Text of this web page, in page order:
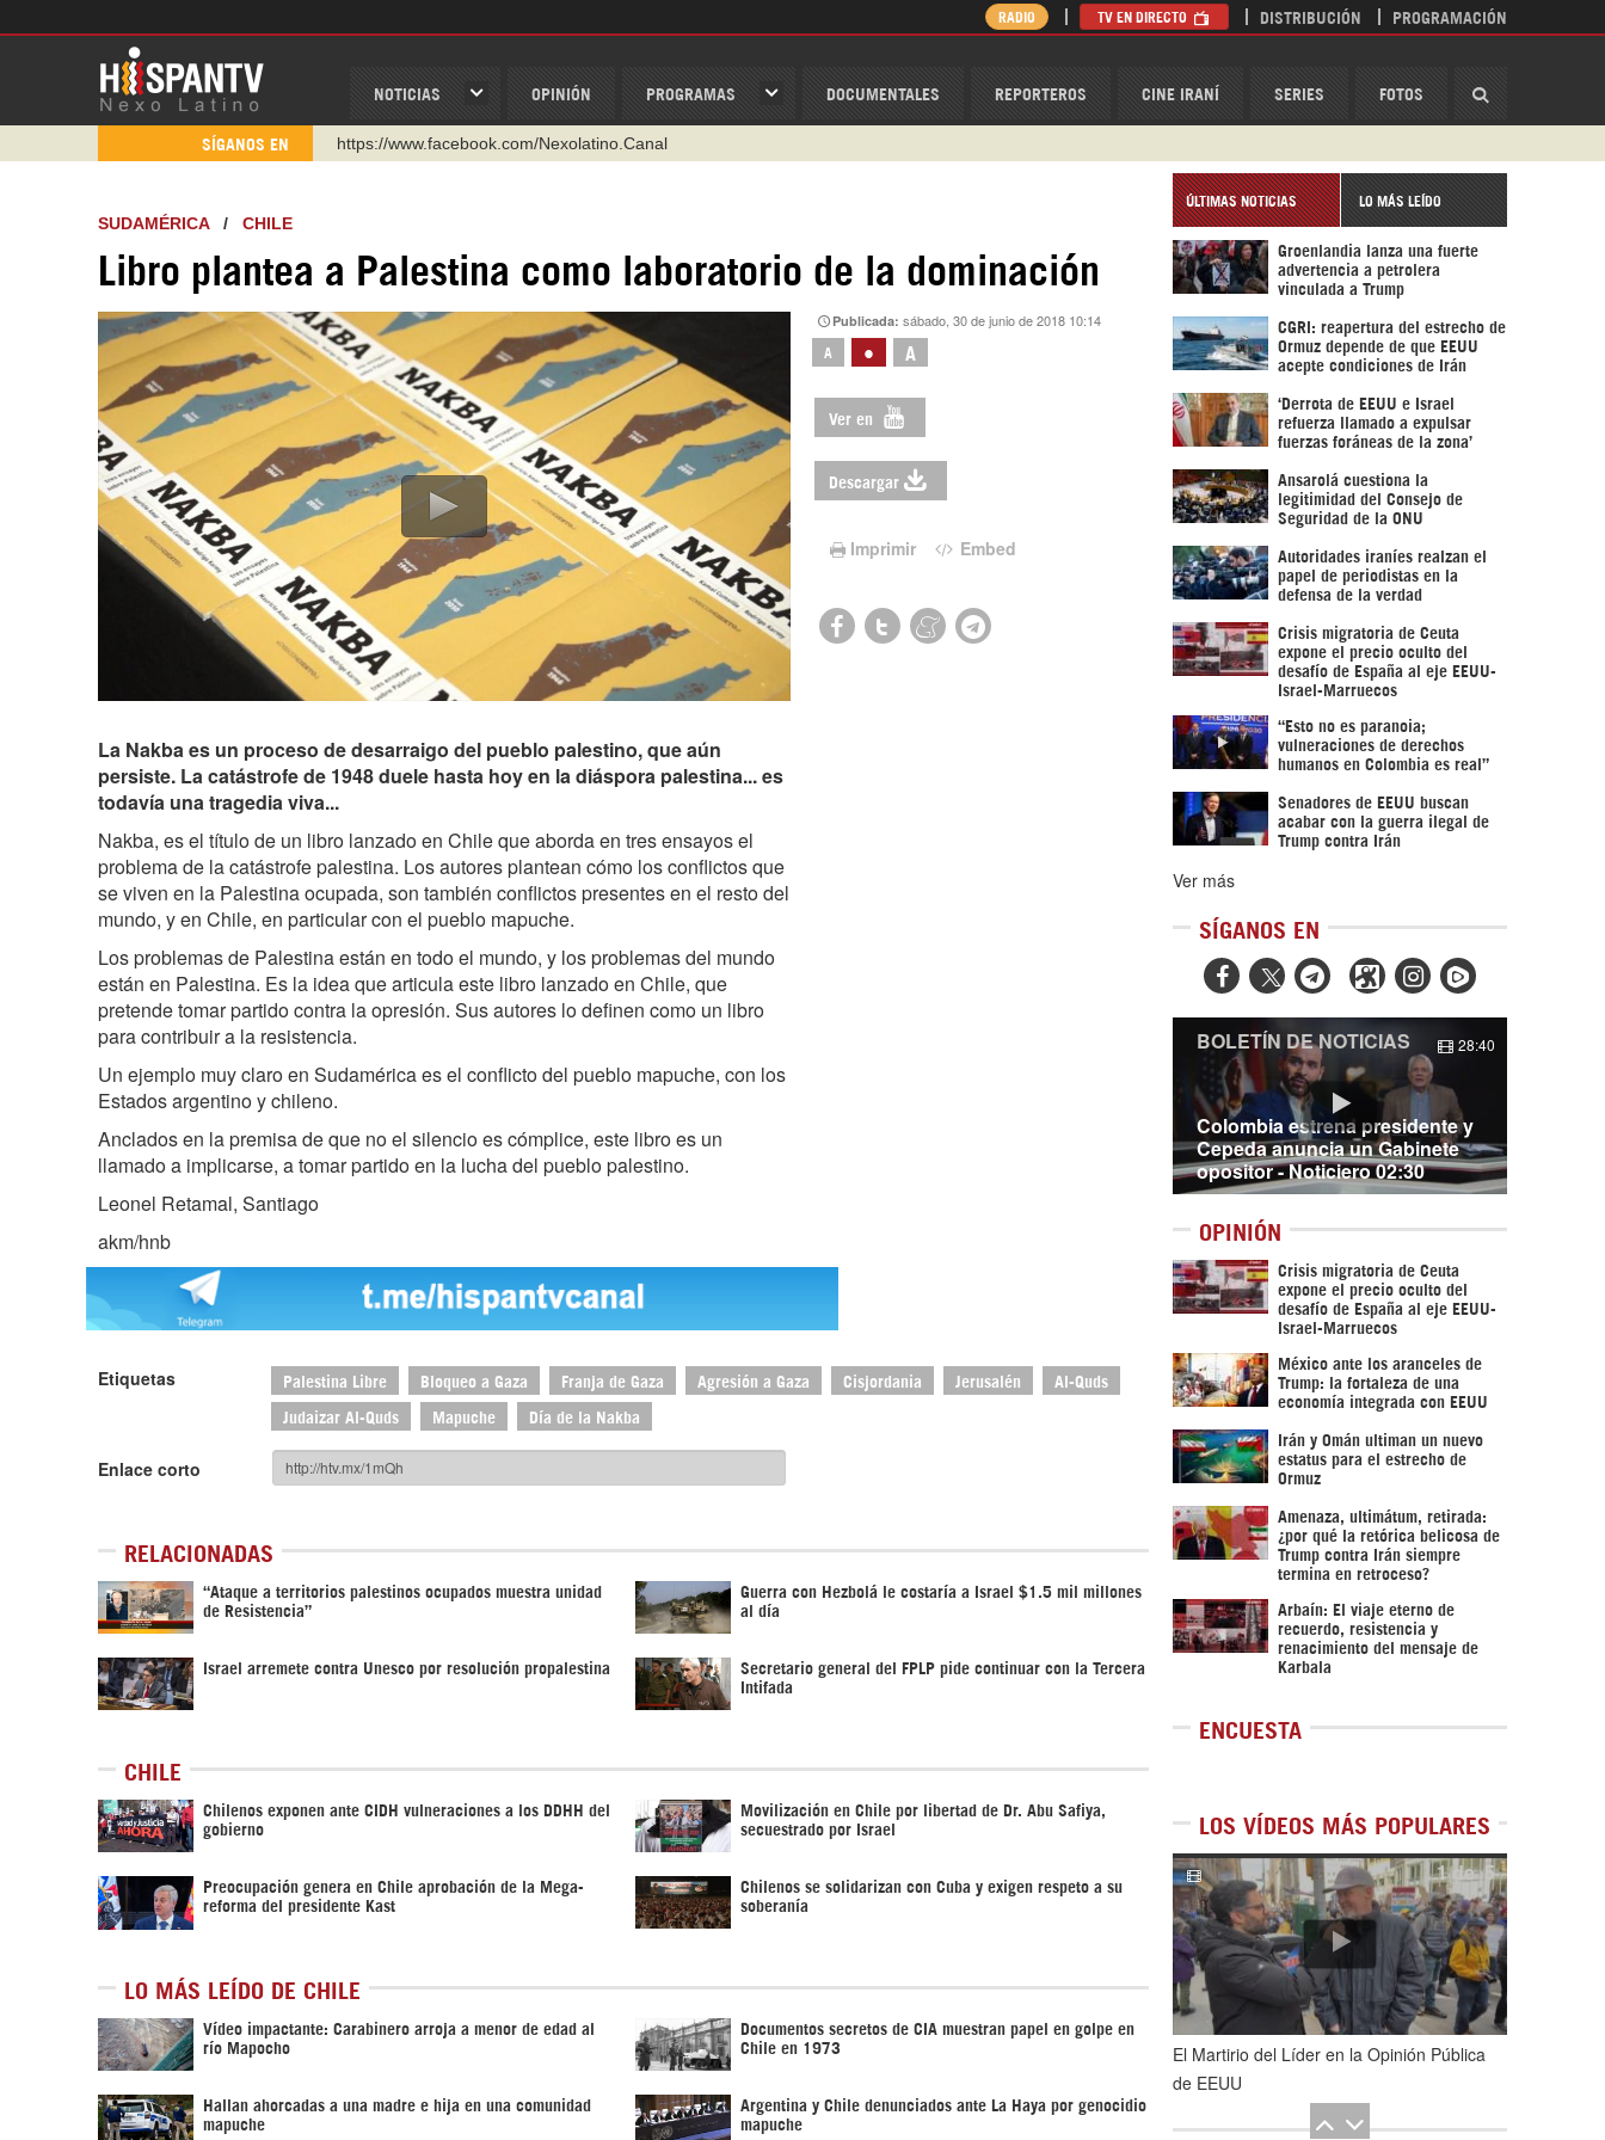
NOTICIAS OPINIÓN PROGRAMAS DOCUMENTALES REPORTEROS CINE IRANÍ SERIES FOTOS
RADIO TV EN DIRECTO DISTRIBUCIÓN PROGRAMACIÓN
SÍGANOS EN
https://www.facebook.com/Nexolatino.Canal
https://t.me/hispantvcanal
https://urmedium.com/c/hispantv
WhatsApp y Viber: +98 921 79 29 404
Instagram como: hispan_tv
SUDAMÉRICA/ CHILE
Libro plantea a Palestina como laboratorio de la dominación
Publicada:sábado, 30 de junio de 2018 10:14
A • A
Ver en
Descargar
Imprimir Embed
La Nakba es un proceso de desarraigo del pueblo palestino, que aún
persiste. La catástrofe de 1948 duele hasta hoy en la diáspora palestina... es
todavía una tragedia viva...
Nakba, es el título de un libro lanzado en Chile que aborda en tres ensayos el
problema de la catástrofe palestina. Los autores plantean cómo los conflictos que
se viven en la Palestina ocupada, son también conflictos presentes en el resto del
mundo, y en Chile, en particular con el pueblo mapuche.
Los problemas de Palestina están en todo el mundo, y los problemas del mundo
están en Palestina. Es la idea que articula este libro lanzado en Chile, que
pretende tomar partido contra la opresión. Sus autores lo definen como un libro
para contribuir a la resistencia.
Un ejemplo muy claro en Sudamérica es el conflicto del pueblo mapuche, con los
Estados argentino y chileno.
Anclados en la premisa de que no el silencio es cómplice, este libro es un
llamado a implicarse, a tomar partido en la lucha del pueblo palestino.
Leonel Retamal, Santiago
akm/hnb
Etiquetas Palestina Libre Bloqueo a Gaza Franja de Gaza Agresión a Gaza Cisjordania Jerusalén Al-Quds
Judaizar Al-Quds Mapuche Día de la Nakba
Enlace corto
RELACIONADAS
“Ataque a territorios palestinos ocupados muestra unidad
de Resistencia”
Guerra con Hezbolá le costaría a Israel $1.5 mil millones
al día
Israel arremete contra Unesco por resolución propalestina Secretario general del FPLP pide continuar con la Tercera
Intifada
CHILE
Chilenos exponen ante CIDH vulneraciones a los DDHH del
gobierno
Movilización en Chile por libertad de Dr. Abu Safiya,
secuestrado por Israel
Preocupación genera en Chile aprobación de la Mega-
reforma del presidente Kast
Chilenos se solidarizan con Cuba y exigen respeto a su
soberanía
LO MÁS LEÍDO DE CHILE
Vídeo impactante: Carabinero arroja a menor de edad al
río Mapocho
Documentos secretos de CIA muestran papel en golpe en
Chile en 1973
Hallan ahorcadas a una madre e hija en una comunidad
mapuche
Argentina y Chile denunciados ante La Haya por genocidio
mapuche
ÚLTIMAS NOTICIAS LO MÁS LEÍDO
Groenlandia lanza una fuerte
advertencia a petrolera
vinculada a Trump
CGRI: reapertura del estrecho de
Ormuz depende de que EEUU
acepte condiciones de Irán
‘Derrota de EEUU e Israel
refuerza llamado a expulsar
fuerzas foráneas de la zona’
Ansarolá cuestiona la
legitimidad del Consejo de
Seguridad de la ONU
Autoridades iraníes realzan el
papel de periodistas en la
defensa de la verdad
Crisis migratoria de Ceuta
expone el precio oculto del
desafío de España al eje EEUU-
Israel-Marruecos
“Esto no es paranoia;
vulneraciones de derechos
humanos en Colombia es real”
Senadores de EEUU buscan
acabar con la guerra ilegal de
Trump contra Irán
Ver más
SÍGANOS EN
  
Colombia estrena presidente y
Cepeda anuncia un Gabinete
opositor - Noticiero 02:30
BOLETÍN DE NOTICIAS 28:40
OPINIÓN
Crisis migratoria de Ceuta
expone el precio oculto del
desafío de España al eje EEUU-
Israel-Marruecos
México ante los aranceles de
Trump: la fortaleza de una
economía integrada con EEUU
Irán y Omán ultiman un nuevo
estatus para el estrecho de
Ormuz
Amenaza, ultimátum, retirada:
¿por qué la retórica belicosa de
Trump contra Irán siempre
termina en retroceso?
Arbaín: El viaje eterno de
recuerdo, resistencia y
renacimiento del mensaje de
Karbala
ENCUESTA
LOS VÍDEOS MÁS POPULARES
1de5
El Martirio del Líder en la Opinión Pública
de EEUU